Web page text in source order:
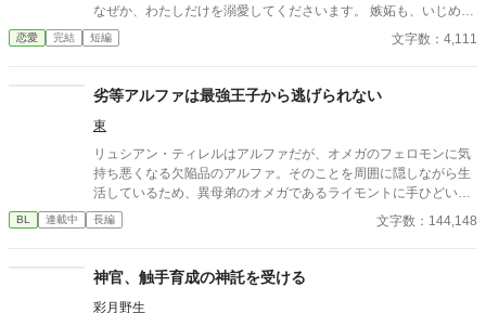
なぜか、わたしだけを溺愛してくださいます。 嫉妬も、いじめ
も、毒見も。……この後宮では、なぜか、何ひとつ、起こらない
のです。 ――ただ一つ。 夏祭りの宵、太鼓と笛の『祭囃子』が響
か、作り物めいて見えるのです。 同じ笑顔、同じ言葉、同じ仕
草。……まるで、誰かの手で、動かされているみたいに。 ※二人
にとっては、最初から最後までハッピーエンドです。 ※ほの暗い
ホラー風味（皇帝の、静かで途方もない執着）がありますが、ヒ
ロインは絶対に傷つかず、皇帝に深く愛されて幸せなままの物語
です。幽霊やお化けは出ません。
恋愛 完結 短編 文字数：4,111
劣等アルファは最強王子から逃げられない
東
リュシアン・ティレルはアルファだが、オメガのフェロモンに気
持ち悪くなる欠陥品のアルファ。そのことを周囲に隠しながら生
活しているため、異母弟のオメガであるライモントに手ひどい態
度をとってしまい、世間からの評判は悪い。 ある日、気分の悪さ
に逃げ込んだ先で、ひとりの王子につかまる・・・という話で
BL 連載中 長編 文字数：144,148
神官、触手育成の神託を受ける
彩月野生